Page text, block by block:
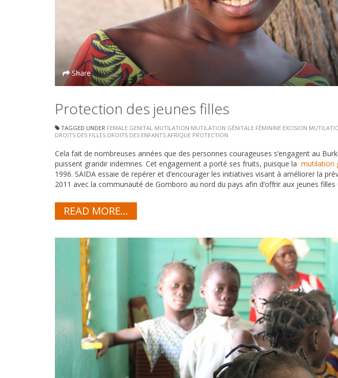
Share
Protection des jeunes filles
TAGGED UNDER FEMALE GENITAL MUTILATION MUTILATION GÉNITALE FÉMININE EXCISION
DROITS DES FILLES DROITS DES ENFANTS AFRIQUE PROTECTION
Cela fait de nombreuses années que des personnes courageuses s’engagent au
puissent grandir indemnes. Cet engagement a porté ses fruits, puisque la mutilation
1996. SAIDA essaie de repérer et d’encourager les initiatives visant à améliorer la
2011 avec la communauté de Gomboro au nord du pays afin d’offrir aux jeunes
READ MORE...